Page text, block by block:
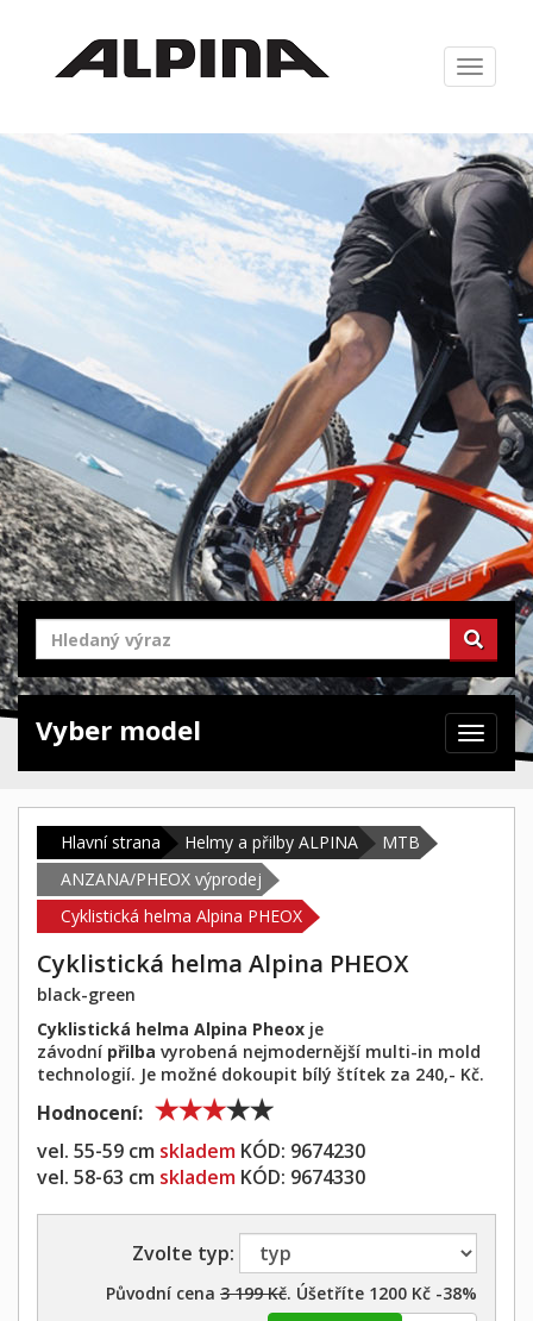
Zabrazit
navigaci
Zabrazit
navigaci
Vyber model
Hlavní strana Helmy a přilby ALPINA
MTB
ANZANA/PHEOX výprodej
Cyklistická helma Alpina PHEOX
Cyklistická helma Alpina PHEOX
black-green
Cyklistická helma Alpina Pheox je
závodní přilba vyrobená nejmodernější multi-in mold
technologií. Je možné dokoupit bílý štítek za 240,- Kč.
Hodnocení:
vel. 55-59 cm skladem KÓD: 9674230
vel. 58-63 cm skladem KÓD: 9674330
Zvolte typ:
Původní cena 3 199 Kč. Úšetříte 1200 Kč -38%